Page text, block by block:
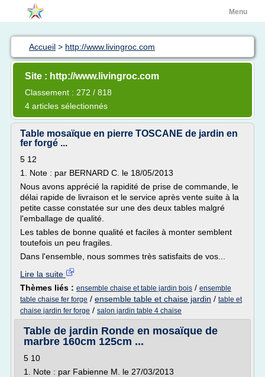
Menu
Accueil > http://www.livingroc.com
Site : http://www.livingroc.com
Classement : 272 / 818
4 articles sélectionnés
Table mosaïque en pierre TOSCANE de jardin en
fer forgé ...
5 12
1. Note : par BERNARD C. le 18/05/2013
Nous avons apprécié la rapidité de prise de commande, le
délai rapide de livraison et le service après vente suite à la
petite casse constatée sur une des deux tables malgré
l'emballage de qualité.
Les tables de bonne qualité et faciles à monter semblent
toutefois un peu fragiles.
Dans l'ensemble, nous sommes très satisfaits de vos...
Lire la suite
Thèmes liés : ensemble chaise et table jardin bois / ensemble
table chaise fer forge / ensemble table et chaise jardin / table et
chaise jardin fer forge / salon jardin table 4 chaise
Table de jardin Ronde en mosaïque de
marbre 160cm 125cm ...
5 10
1. Note : par Fabienne M. le 27/03/2013